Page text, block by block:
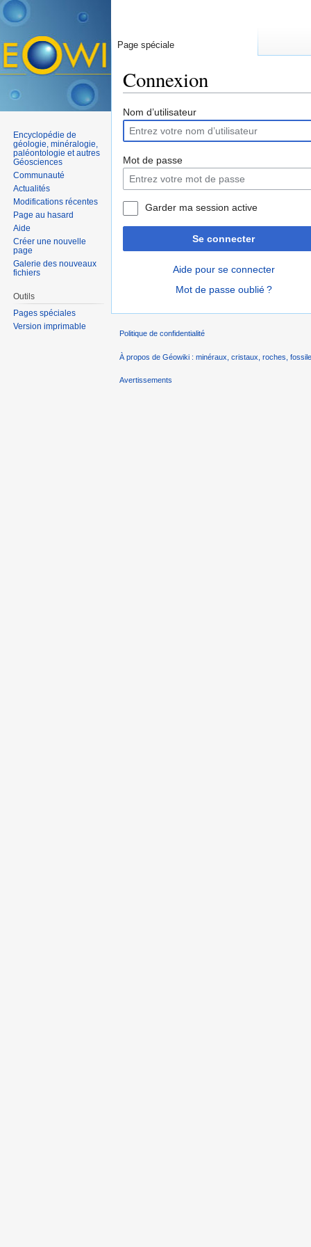
Connexion
Nom d’utilisateur
Mot de passe
Garder ma session active
Se connecter
Aide pour se connecter
Mot de passe oublié ?
Page spéciale
Encyclopédie de
géologie, minéralogie,
paléontologie et autres
Géosciences
Communauté
Actualités
Modifications récentes
Page au hasard
Aide
Créer une nouvelle
page
Galerie des nouveaux
fichiers
Outils
Pages spéciales
Version imprimable
Politique de confidentialité
À propos de Géowiki : minéraux, cristaux, roches,
Avertissements